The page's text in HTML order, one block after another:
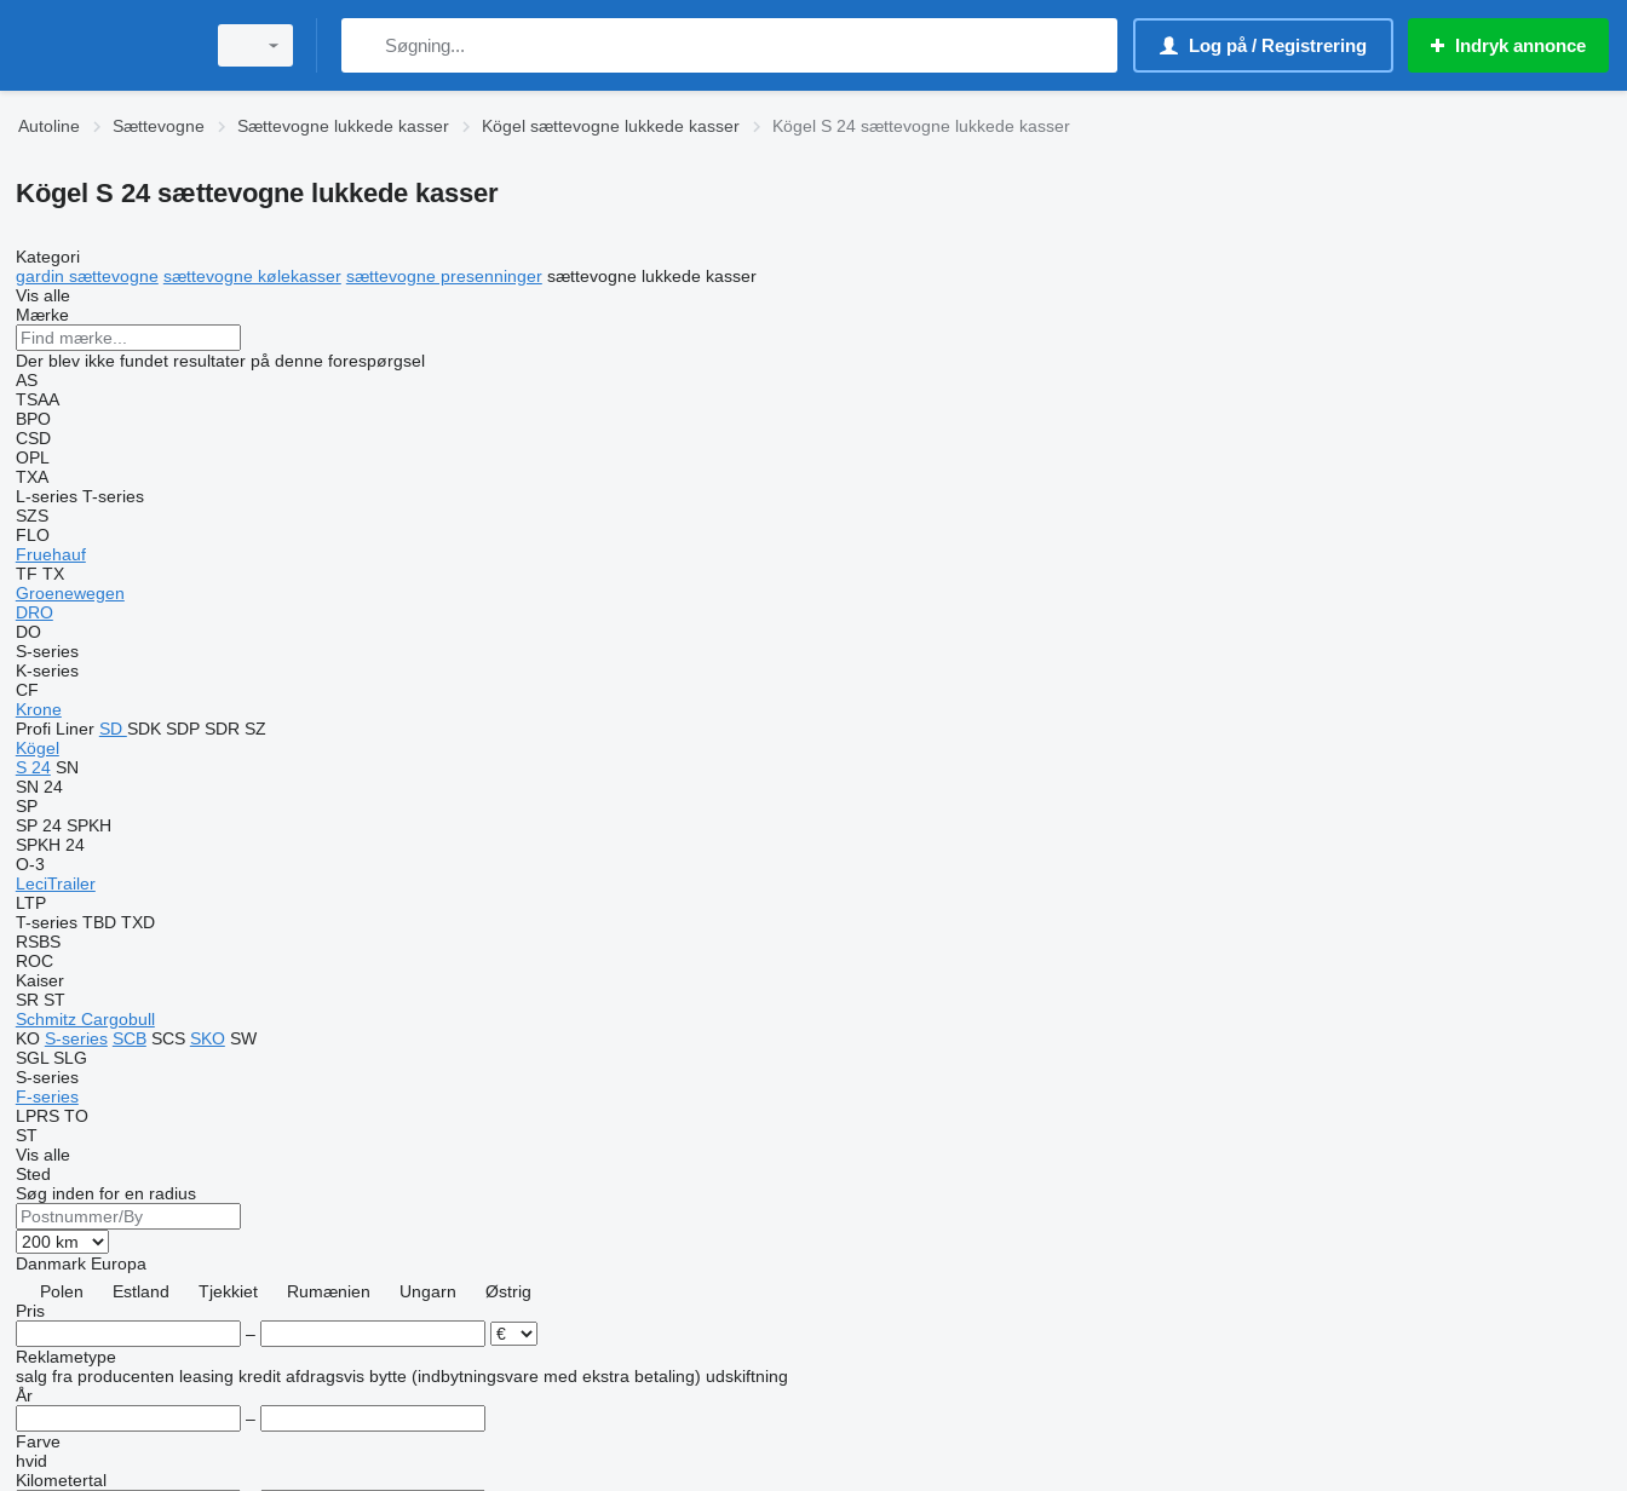
Log på / Registrering Indryk annonce
Autoline Sættevogne Sættevogne lukkede kasser Kögel sættevogne lukkede kasser Kögel S 24 sættevogne lukkede kasser
Kögel S 24 sættevogne lukkede kasser
Kategori
gardin sættevogne sættevogne kølekasser sættevogne presenninger sættevogne lukkede kasser
Vis alle
Mærke
Der blev ikke fundet resultater på denne forespørgsel
AS
TSAA
BPO
CSD
OPL
TXA
L-series T-series
SZS
FLO
Fruehauf
TF TX
Groenewegen
DRO
DO
S-series
K-series
CF
Krone
Profi Liner SD SDK SDP SDR SZ
Kögel
S 24 SN
SN 24
SP
SP 24 SPKH
SPKH 24
O-3
LeciTrailer
LTP
T-series TBD TXD
RSBS
ROC
Kaiser
SR ST
Schmitz Cargobull
KO S-series SCB SCS SKO SW
SGL SLG
S-series
F-series
LPRS TO
ST
Vis alle
Sted
Søg inden for en radius
Danmark Europa
Polen
Estland Tjekkiet Rumænien Ungarn
Østrig
Pris
–
Reklametype
salg fra producenten leasing kredit afdragsvis bytte (indbytningsvare med ekstra betaling) udskiftning
År
–
Farve
hvid
Kilometertal